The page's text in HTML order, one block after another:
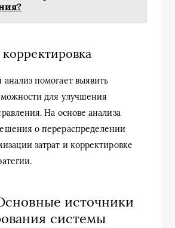
помогает выявить
для улучшения
На основе анализа
о перераспределении
затрат и корректировке
источники
системы